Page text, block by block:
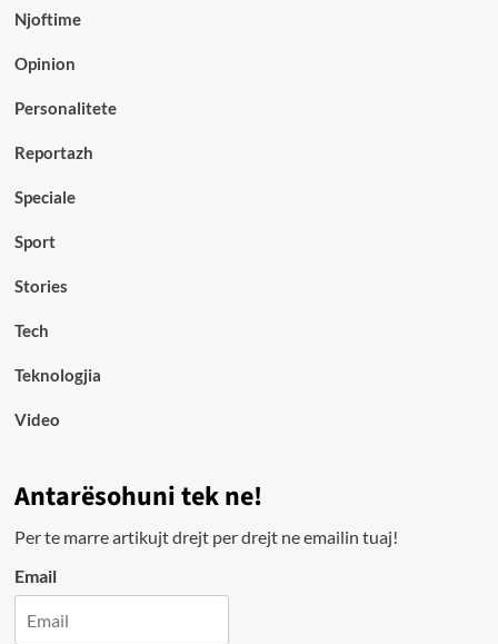
Njoftime
Opinion
Personalitete
Reportazh
Speciale
Sport
Stories
Tech
Teknologjia
Video
Antarësohuni tek ne!
Per te marre artikujt drejt per drejt ne emailin tuaj!
Email